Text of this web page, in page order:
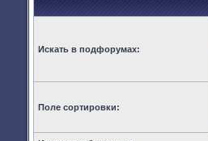
Искать в подфорумах:
Поле сортировки: